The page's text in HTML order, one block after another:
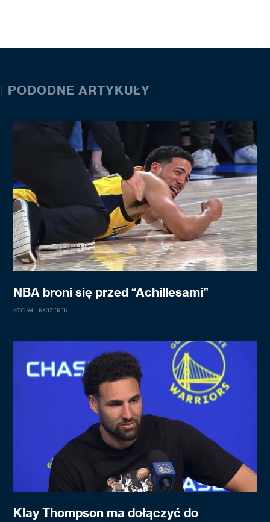
| PODODNE ARTYKUŁY
NBA broni się przed “Achillesami”
MICHAŁ KAJZEREK
Klay Thompson ma dołączyć do